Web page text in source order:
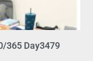
365 Day3479